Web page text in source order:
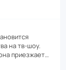
на тв-шоу.
приезжает…